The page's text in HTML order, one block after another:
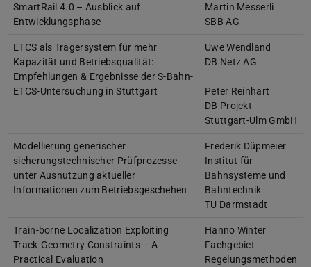
SmartRail 4.0 – Ausblick auf
Entwicklungsphase
Martin Messerli
SBB AG
ETCS als Trägersystem für mehr
Kapazität und Betriebsqualität:
Empfehlungen & Ergebnisse der S-Bahn-
ETCS-Untersuchung in Stuttgart
Uwe Wendland
DB Netz AG
Peter Reinhart
DB Projekt
Stuttgart-Ulm GmbH
Modellierung generischer
sicherungstechnischer Prüfprozesse
unter Ausnutzung aktueller
Informationen zum Betriebsgeschehen
Frederik Düpmeier
Institut für
Bahnsysteme und
Bahntechnik
TU Darmstadt
Train-borne Localization Exploiting
Track-Geometry Constraints – A
Practical Evaluation
Hanno Winter
Fachgebiet
Regelungsmethoden